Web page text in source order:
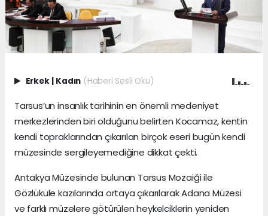
Erkek | Kadın (Haberi Sesli Oku)
Tarsus’un insanlık tarihinin en önemli medeniyet
merkezlerinden biri olduğunu belirten Kocamaz, kentin
kendi topraklarından çıkarılan birçok eseri bugün kendi
müzesinde sergileyemediğine dikkat çekti.
Antakya Müzesinde bulunan Tarsus Mozaiği ile
Gözlükule kazılarında ortaya çıkarılarak Adana Müzesi
ve farklı müzelere götürülen heykelciklerin yeniden